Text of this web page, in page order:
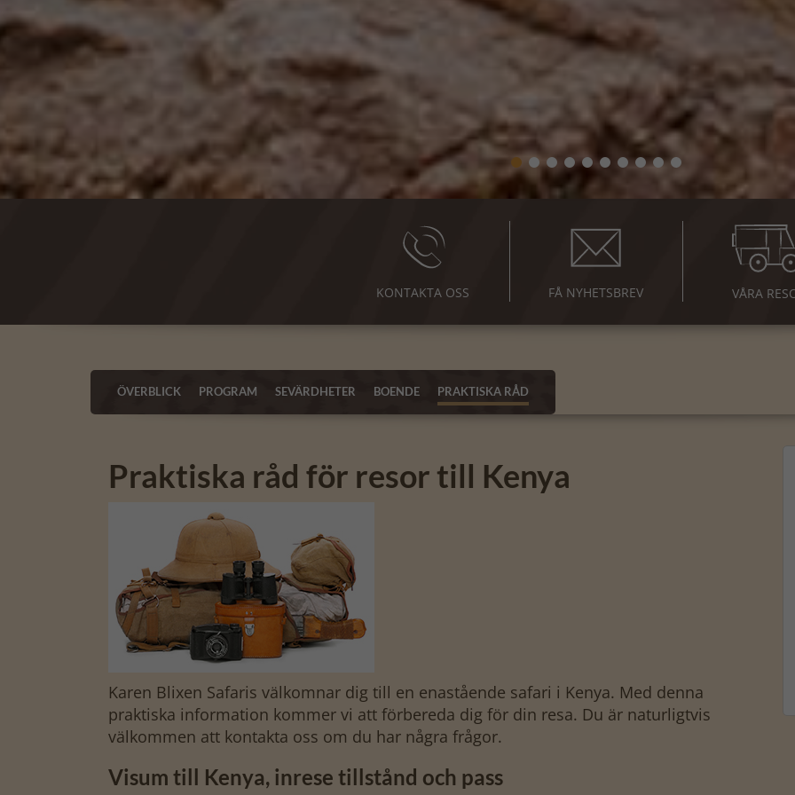
KONTAKTA OSS FÅ NYHETSBREV VÅRA
ÖVERBLICK PROGRAM SEVÄRDHETER BOENDE PRAKTISKA RÅD
Praktiska råd för resor till Kenya
Karen Blixen Safaris välkomnar dig till en enastående safari i Kenya. Med denna
praktiska information kommer vi att förbereda dig för din resa. Du är naturligtvis
välkommen att kontakta oss om du har några frågor.
Visum till Kenya, inrese tillstånd och pass